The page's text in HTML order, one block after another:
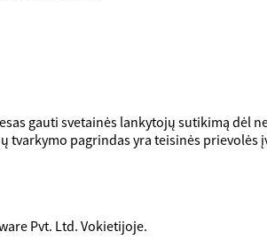
gauti svetainės lankytojų sutikimą dėl
pagrindas yra teisinės
Pvt. Ltd. Vokietijoje.